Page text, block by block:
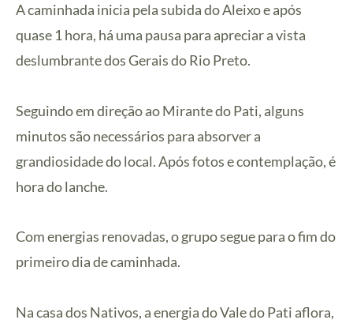
A caminhada inicia pela subida do Aleixo e após
quase 1 hora, há uma pausa para apreciar a vista
deslumbrante dos Gerais do Rio Preto.
Seguindo em direção ao Mirante do Pati, alguns
minutos são necessários para absorver a
grandiosidade do local. Após fotos e contemplação, é
hora do lanche.
Com energias renovadas, o grupo segue para o fim do
primeiro dia de caminhada.
Na casa dos Nativos, a energia do Vale do Pati aflora,